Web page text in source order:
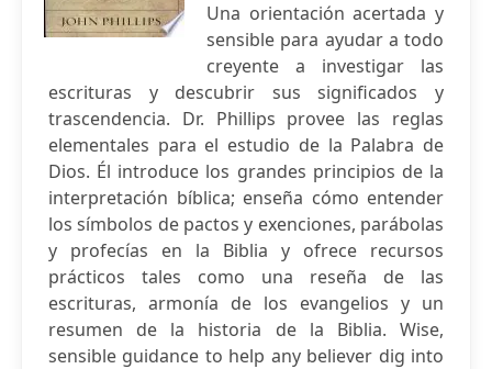
Una orientación acertada y
sensible para ayudar a todo
creyente a investigar las
escrituras y descubrir sus significados y
trascendencia. Dr. Phillips provee las reglas
elementales para el estudio de la Palabra de
Dios. Él introduce los grandes principios de la
interpretación bíblica; enseña cómo entender
los símbolos de pactos y exenciones, parábolas
y profecías en la Biblia y ofrece recursos
prácticos tales como una reseña de las
escrituras, armonía de los evangelios y un
resumen de la historia de la Biblia. Wise,
sensible guidance to help any believer dig into